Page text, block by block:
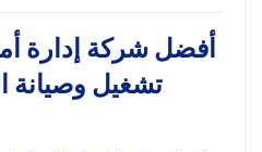
أفضل شركة إدارة
تشغيل وصيانة